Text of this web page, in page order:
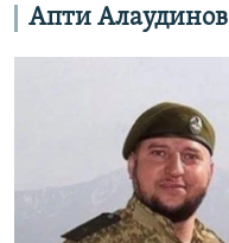
Апти Алаудинов